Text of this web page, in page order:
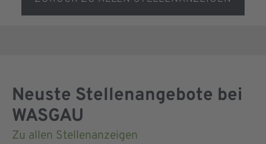
Neuste Stellenangebote bei
WASGAU
Zu allen Stellenanzeigen